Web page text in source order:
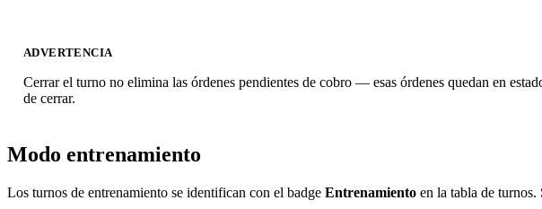
ADVERTENCIA
Cerrar el turno no elimina las órdenes pendientes de cobro — esas órdenes quedan en
de cerrar.
Modo entrenamiento
Los turnos de entrenamiento se identifican con el badge Entrenamiento en la tabla de turnos.